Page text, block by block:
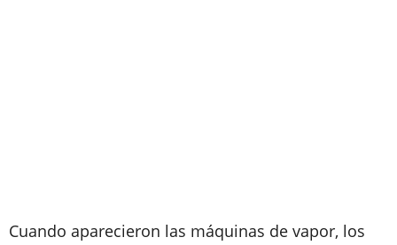
Cuando aparecieron las máquinas de vapor, los